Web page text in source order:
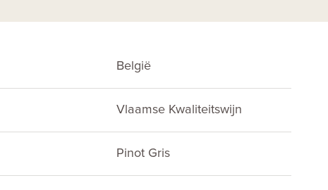
België
Vlaamse Kwaliteitswijn
Pinot Gris